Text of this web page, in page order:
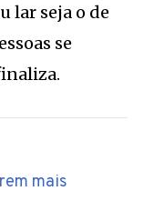
lar seja o de
se
mais